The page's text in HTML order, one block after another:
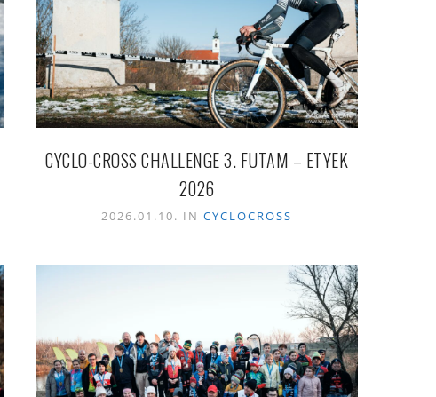
CYCLO-CROSS CHALLENGE 3. FUTAM – ETYEK
2026
2026.01.10. INCYCLOCROSS